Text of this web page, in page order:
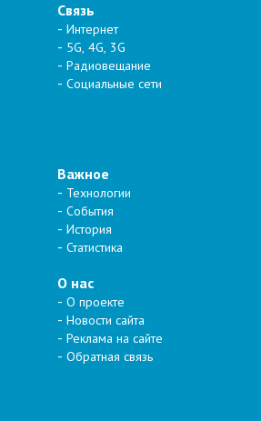
Связь
Интернет
5G, 4G, 3G
Радиовещание
Социальные сети
Важное
Технологии
События
История
Статистика
О нас
О проекте
Новости сайта
Реклама на сайте
Обратная связь